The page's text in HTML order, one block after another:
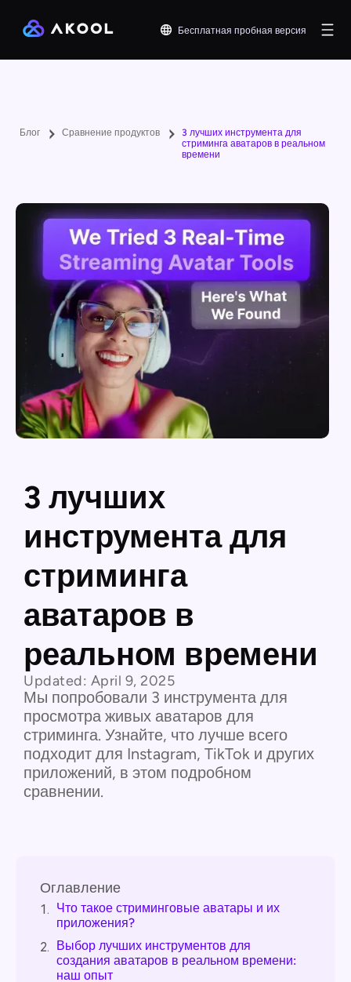
Бесплатная пробная версия
Блог Сравнение продуктов
3 лучших инструмента для
стриминга аватаров в реальном
времени
3 лучших
инструмента для
стриминга
аватаров в
реальном времени
Updated: April 9, 2025
Мы попробовали 3 инструмента для
просмотра живых аватаров для
стриминга. Узнайте, что лучше всего
подходит для Instagram, TikTok и других
приложений, в этом подробном
сравнении.
Оглавление
1. Что такое стриминговые аватары и их
приложения?
2. Выбор лучших инструментов для
создания аватаров в реальном времени:
наш опыт